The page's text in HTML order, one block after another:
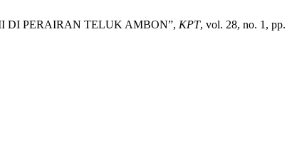
DI PERAIRAN TELUK AMBON”, KPT, vol. 28, no. 1, pp.